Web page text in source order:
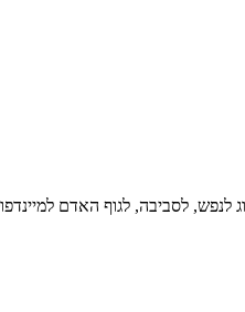
לסביבה, לגוף האדם